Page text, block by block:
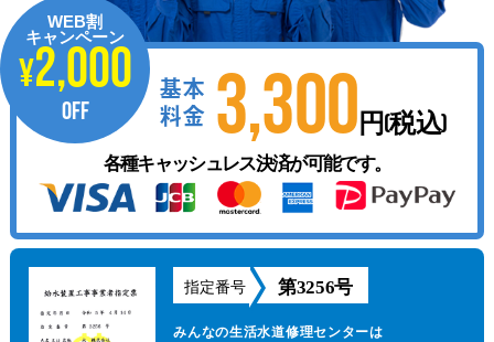
指定番号 第3256号
みんなの生活水道修理センターは
WEB割
キャンペーン
¥2,000
OFF
基本
料金 3,300 円(税込)
各種キャッシュレス決済が可能です。